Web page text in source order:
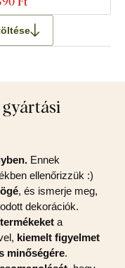
Ennek
ellenőrizzük :)
, és ismerje meg,
dekorációk.
a
kiemelt figyelmet
minőségére.